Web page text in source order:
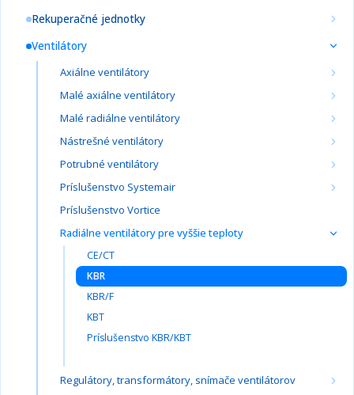
Rekuperačné jednotky
Ventilátory
Axiálne ventilátory
Malé axiálne ventilátory
Malé radiálne ventilátory
Nástrešné ventilátory
Potrubné ventilátory
Príslušenstvo Systemair
Príslušenstvo Vortice
Radiálne ventilátory pre vyššie teploty
CE/CT
KBR
KBR/F
KBT
Príslušenstvo KBR/KBT
Regulátory, transformátory, snímače ventilátorov